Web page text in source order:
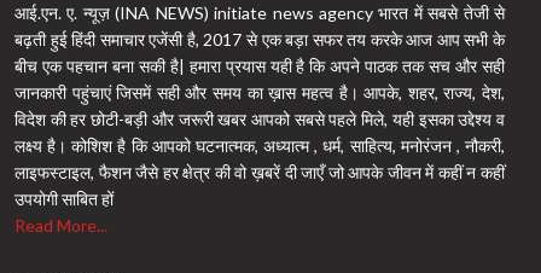
आई.एन. ए. न्यूज़ (INA NEWS) initiate news agency भारत में सबसे तेजी से
बढ़ती हुई हिंदी समाचार एजेंसी है, 2017 से एक बड़ा सफर तय करके आज आप सभी के
बीच एक पहचान बना सकी है| हमारा प्रयास यही है कि अपने पाठक तक सच और सही
जानकारी पहुंचाएं जिसमें सही और समय का ख़ास महत्व है। आपके, शहर, राज्य, देश,
विदेश की हर छोटी-बड़ी और जरूरी खबर आपको सबसे पहले मिले, यही इसका उद्देश्य व
लक्ष्य है। कोशिश है कि आपको घटनात्मक, अध्यात्म , धर्म, साहित्य, मनोरंजन , नौकरी,
लाइफस्टाइल, फैशन जैसे हर क्षेत्र की वो ख़बरें दी जाएँ जो आपके जीवन में कहीं न कहीं
उपयोगी साबित हों
Read More...